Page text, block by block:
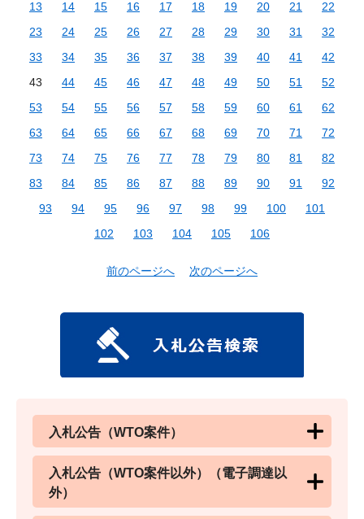
13
14 15 16 17 18 19 20 21
22
23
24 25 26 27 28 29 30 31
32
33
34 35 36 37 38 39 40 41
42
43
44 45 46 47 48 49 50 51
52
53
54 55 56 57 58 59 60 61
62
63
64 65 66 67 68 69 70 71
72
73
74 75 76 77 78 79 80 81
82
83
84 85 86 87 88 89 90 91
92
93
94 95 96 97 98 99 100
101
102
103 104 105 106
前のページへ 次のページへ
入札公告（WTO案件）
入札公告（WTO案件以外）（電子調達以
外）